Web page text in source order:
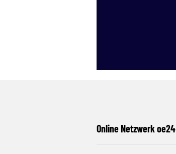
Online Netzwerk oe24